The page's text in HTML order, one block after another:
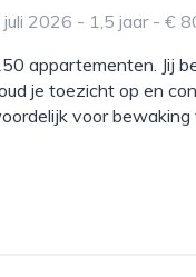
2026 - 1,5 jaar - €
appartementen. Jij
je toezicht op en
voor